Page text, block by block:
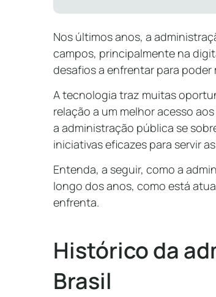
Nos últimos anos, a
campos, principalmente na
desafios a enfrentar para
A tecnologia traz muitas
relação a um melhor acesso
a administração pública se
iniciativas eficazes para servir
Entenda, a seguir, como a
longo dos anos, como está
enfrenta.
Histórico da
Brasil